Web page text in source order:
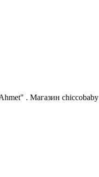
. Магазин chiccobaby